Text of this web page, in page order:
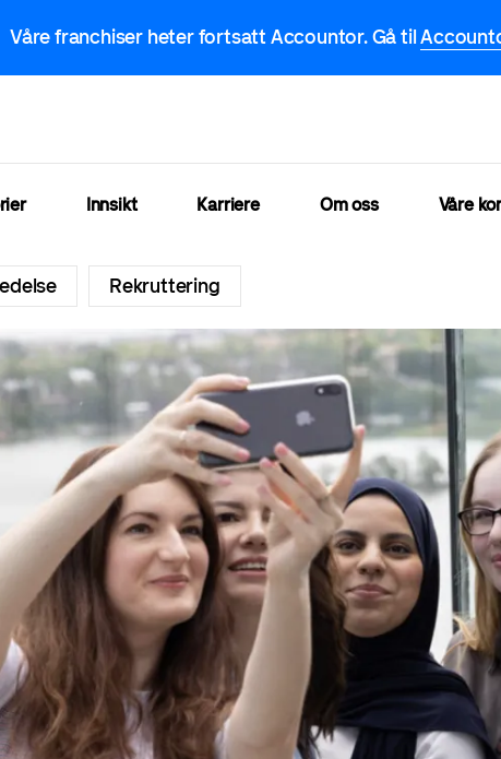
Våre franchiser heter fortsatt Accountor. Gå til
Innsikt Karriere Om oss Våre
Rekruttering